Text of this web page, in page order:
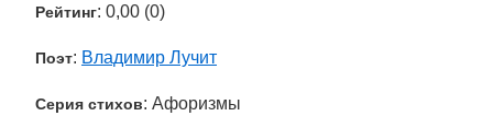
Рейтинг: 0,00 (0)
Поэт: Владимир Лучит
Серия стихов: Афоризмы